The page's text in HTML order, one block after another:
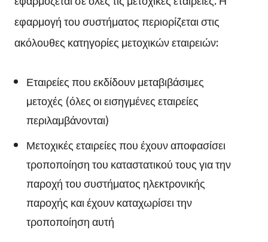
εφαρμογή του συστήματος περιορίζεται στις
ακόλουθες κατηγορίες μετοχικών εταιρειών:
Εταιρείες που εκδίδουν μεταβιβάσιμες
μετοχές (όλες οι εισηγμένες εταιρείες
περιλαμβάνονται)
Μετοχικές εταιρείες που έχουν αποφασίσει
τροποποίηση του καταστατικού τους για την
παροχή του συστήματος ηλεκτρονικής
παροχής και έχουν καταχωρίσει την
τροποποίηση αυτή